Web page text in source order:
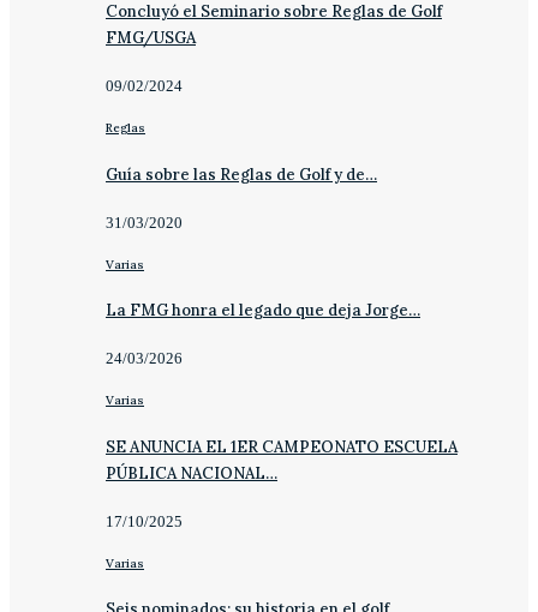
Concluyó el Seminario sobre Reglas de Golf
FMG/USGA
09/02/2024
Reglas
Guía sobre las Reglas de Golf y de…
31/03/2020
Varias
La FMG honra el legado que deja Jorge…
24/03/2026
Varias
SE ANUNCIA EL 1ER CAMPEONATO ESCUELA
PÚBLICA NACIONAL…
17/10/2025
Varias